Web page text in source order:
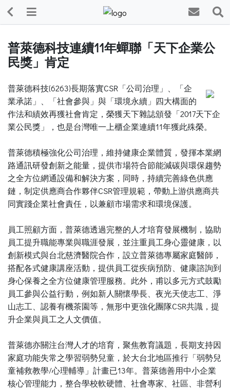
普萊德科技連續11年蟬聯「天下企業公
民獎」肯定
普萊德科技(6263)長期落實CSR「公司治理」、「企
業承諾」、「社會參與」與「環境永續」四大構面的
作法和績效再獲社會肯定，榮獲天下雜誌頒發「2017天下企
業公民獎」，也是台灣唯一上櫃企業連續11年獲此殊榮。
普萊德積極強化公司治理，維持健康企業體質，發揮本業網
路通訊研發創新之能量，提供市場符合節能減碳與環保趨勢
之全方位網通設備和解決方案，同時，持續完善綠色供應
鏈，制定供應商合作夥伴CSR管理規範，帶動上游供應商共
同實踐企業社會責任，以兼顧市場需求和環境保護。
員工照顧方面，普萊德透過完整的人才培育發展機制，協助
員工提升職能專業與職涯發展，並注重員工身心靈健康，以
創新模式與台北慈濟醫院合作，設立普萊德專屬家庭醫師，
搭配各式健康講座活動，提供員工從疾病預防、健康諮詢到
身心保養之全方位健康管理服務。此外，甫以多元方式鼓勵
員工參與公益行動，例如新人關懷學長、夜光天使志工、淨
山志工、認養有機茶園等，無形中更強化團隊CSR共識，提
升企業與員工之人文價值。
普萊德亦關注台灣人才的培育，聚焦教育議題，長期支持因
家庭功能失常之學習弱勢兒童，於大台北地區推行「弱勢兒
童補救教學/心理輔導」計畫已13年。普萊德善用中小企業
核心管理能力，整合學校軟硬體、社會專家、社區、非營利